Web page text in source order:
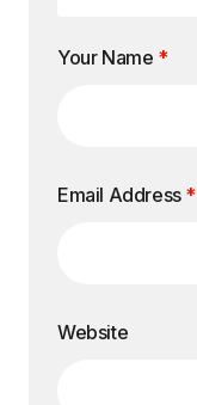
Your Name *
Email Address *
Website